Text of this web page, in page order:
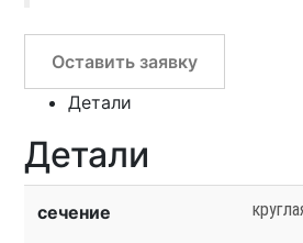
Оставить заявку
Детали
Детали
сечение